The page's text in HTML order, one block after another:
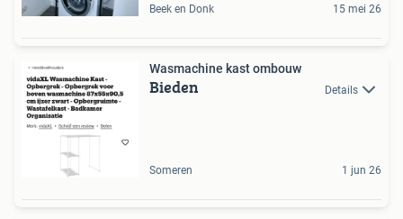
Beek en Donk 15 mei 26
Wasmachine kast ombouw
Bieden Details
Someren 1 jun 26